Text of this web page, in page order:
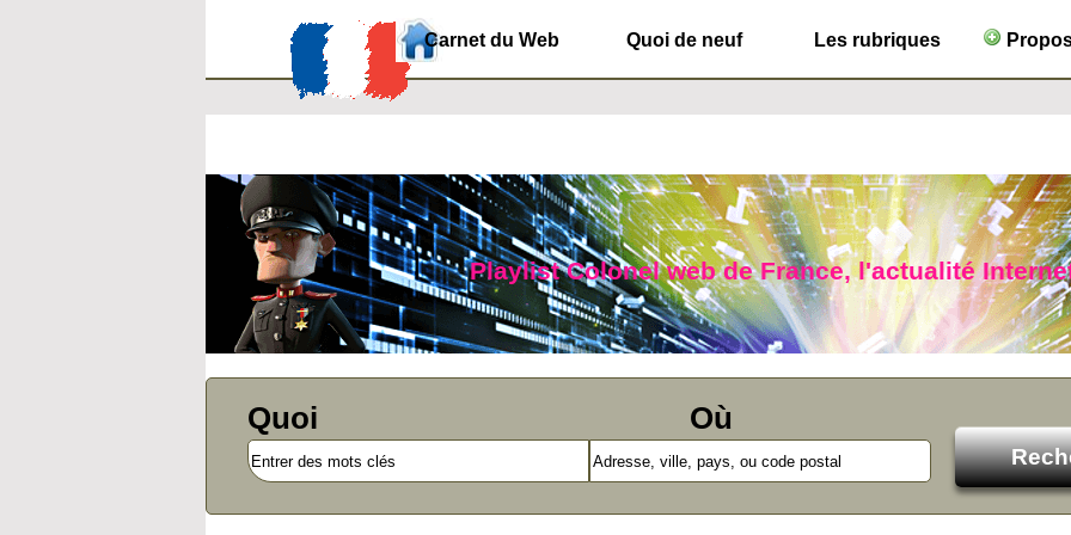
Carnet du Web Quoi de neuf Les rubriques
Playlist Colonel web de France, l'actualité
Quoi Où